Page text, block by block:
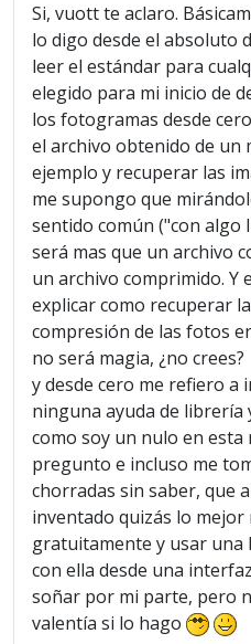
Si, vuott te aclaro.
lo digo desde el absoluto
leer el estándar para
elegido para mi inicio de
los fotogramas desde
el archivo obtenido de
ejemplo y recuperar las
me supongo que
sentido común ("con algo
será mas que un archivo
un archivo comprimido. Y
explicar como recuperar
compresión de las fotos
no será magia, ¿no crees?
y desde cero me refiero a
ninguna ayuda de librería
como soy un nulo en esta
pregunto e incluso me
chorradas sin saber, que
inventado quizás lo
gratuitamente y usar
con ella desde una
soñar por mi parte, pero
valentía si lo hago